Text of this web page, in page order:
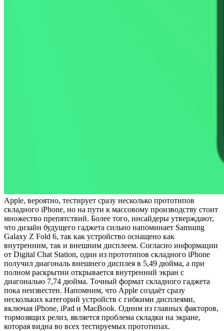
Apple, вероятно, тестирует сразу несколько прототипов
складного iPhone, но на пути к массовому производству стоит
множество препятствий. Более того, инсайдеры утверждают,
что дизайн будущего гаджета сильно напоминает Samsung
Galaxy Z Fold 6, так как устройство оснащено как
внутренним, так и внешним дисплеем. Согласно информации
от Digital Chat Station, один из прототипов складного iPhone
получил диагональ внешнего дисплея в 5,49 дюйма, а при
полном раскрытии открывается внутренний экран с
диагональю 7,74 дюйма. Точный формат складного гаджета
пока неизвестен. Напомним, что Apple создаёт сразу
нескольких категорий устройств с гибкими дисплеями,
включая iPhone, iPad и MacBook. Одним из главных факторов,
тормозящих релиз, является проблема складки на экране,
которая видна во всех тестируемых прототипах.